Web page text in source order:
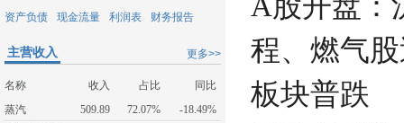
资产负债 现金流量 利润表 财务报告
更多>>
主营收入
名称 收入 占比
同比
蒸汽
509.89 72.07%
-18.49%
程、燃气
板块普跌